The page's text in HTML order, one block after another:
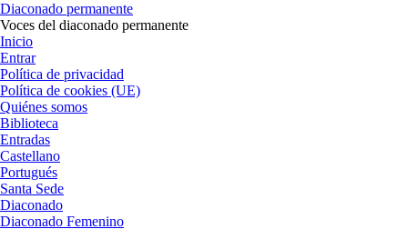
Diaconado permanente
Voces del diaconado permanente
Inicio
Entrar
Política de privacidad
Política de cookies (UE)
Quiénes somos
Biblioteca
Entradas
Castellano
Portugués
Santa Sede
Diaconado
Diaconado Femenino